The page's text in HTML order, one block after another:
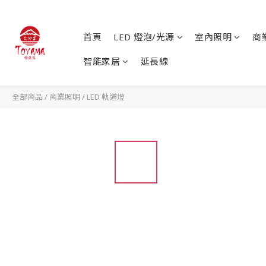
首頁 LED 燈泡/光源 室內照明 商
智能家居 延長線
全部商品 / 商業照明 / LED 軌道燈